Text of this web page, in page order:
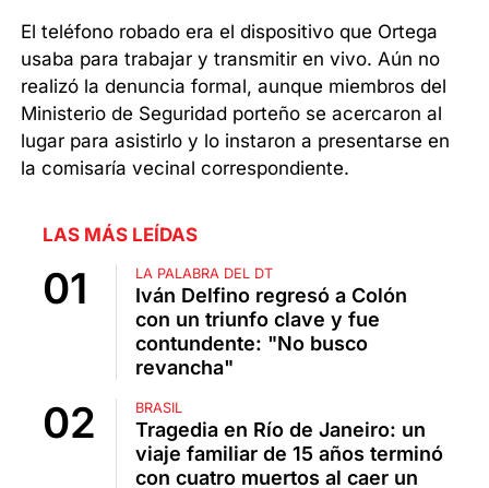
El teléfono robado era el dispositivo que Ortega
usaba para trabajar y transmitir en vivo. Aún no
realizó la denuncia formal, aunque miembros del
Ministerio de Seguridad porteño se acercaron al
lugar para asistirlo y lo instaron a presentarse en
la comisaría vecinal correspondiente.
LAS MÁS LEÍDAS
LA PALABRA DEL DT
Iván Delfino regresó a Colón
con un triunfo clave y fue
contundente: "No busco
revancha"
BRASIL
Tragedia en Río de Janeiro: un
viaje familiar de 15 años terminó
con cuatro muertos al caer un